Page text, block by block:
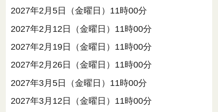
2027年2月5日（金曜日）11時00分
2027年2月12日（金曜日）11時00分
2027年2月19日（金曜日）11時00分
2027年2月26日（金曜日）11時00分
2027年3月5日（金曜日）11時00分
2027年3月12日（金曜日）11時00分